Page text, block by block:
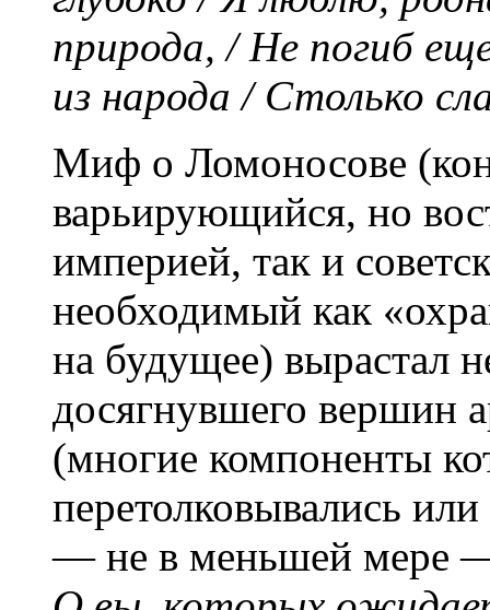
природа, / Не погиб
из народа / Столько
Миф о Ломоносове
варьирующийся, но
империей, так и
необходимый как
на будущее) вырастал
досягнувшего вершин
(многие компоненты
перетолковывались
— не в меньшей мере —